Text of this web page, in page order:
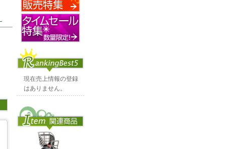
現在売上情報の登録
はありません。